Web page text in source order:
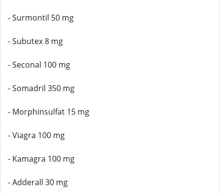
- Surmontil 50 mg
- Subutex 8 mg
- Seconal 100 mg
- Somadril 350 mg
- Morphinsulfat 15 mg
- Viagra 100 mg
- Kamagra 100 mg
- Adderall 30 mg